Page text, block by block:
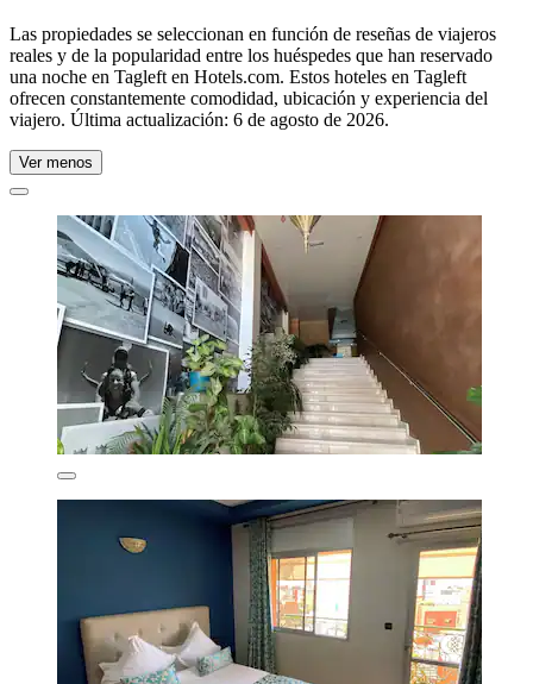
Las propiedades se seleccionan en función de reseñas de viajeros
reales y de la popularidad entre los huéspedes que han reservado
una noche en Tagleft en Hotels.com. Estos hoteles en Tagleft
ofrecen constantemente comodidad, ubicación y experiencia del
viajero. Última actualización: 6 de agosto de 2026.
Ver menos